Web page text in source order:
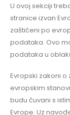
U ovoj sekciji
stranice izvan
zaštićeni po
podataka. Ovo
podataka u
Evropski zakoni
evropskim
budu čuvani s
Evrope. Uz